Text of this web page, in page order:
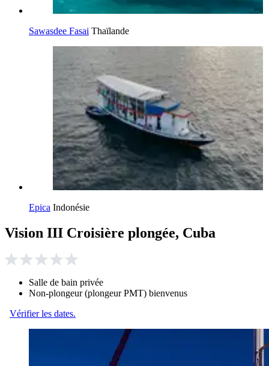
Sawasdee Fasai Thaïlande
Epica Indonésie
Vision III Croisière plongée, Cuba
Salle de bain privée
Non-plongeur (plongeur PMT) bienvenus
Vérifier les dates.